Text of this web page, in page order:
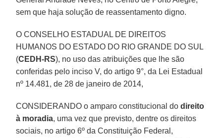
sem que haja solução de reassentamento digno.
O CONSELHO ESTADUAL DE DIREITOS
HUMANOS DO ESTADO DO RIO GRANDE DO SUL
(CEDH-RS), no uso das atribuições que lhe são
conferidas pelo inciso V, do artigo 9°, da Lei Estadual
nº 14.481, de 28 de janeiro de 2014,
CONSIDERANDO o amparo constitucional dodireito
à moradia, uma vez que previsto, dentre os direitos
sociais, no artigo 6º da Constituição Federal,